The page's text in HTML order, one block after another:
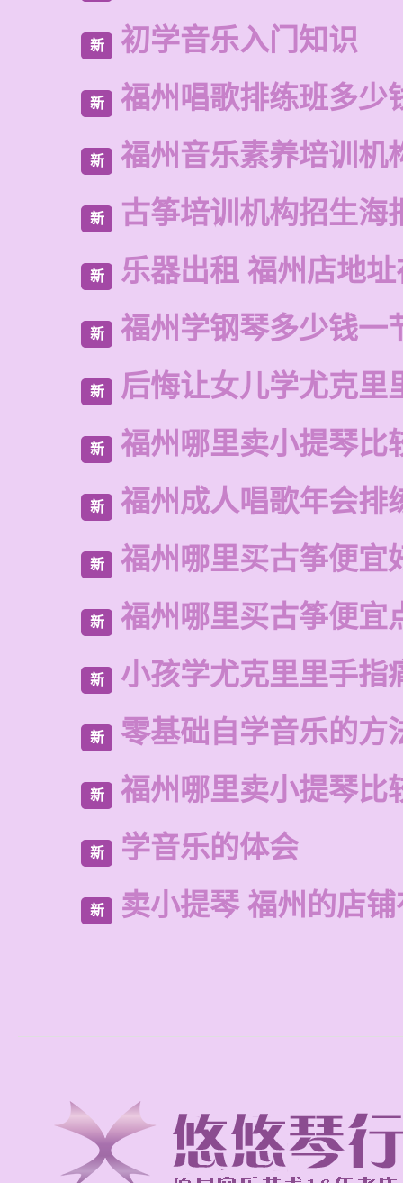
新 初学音乐入门知识
新 福州唱歌排练班多少
新 福州音乐素养培训机
新 古筝培训机构招生海
新 乐器出租 福州店地
新 福州学钢琴多少钱一
新 后悔让女儿学尤克里
新 福州哪里卖小提琴比
新 福州成人唱歌年会排
新 福州哪里买古筝便宜
新 福州哪里买古筝便宜
新 小孩学尤克里里手指
新 零基础自学音乐的方
新 福州哪里卖小提琴比
新 学音乐的体会
新 卖小提琴 福州的店